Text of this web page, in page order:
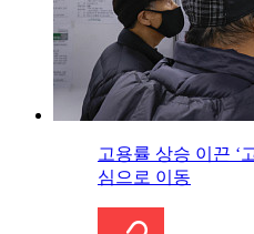
고용률 상승 이끈 ‘
심으로 이동